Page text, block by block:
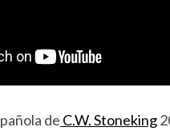
de C.W. Stoneking